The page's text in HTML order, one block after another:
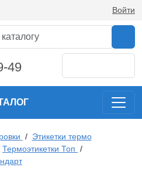
Войти
49
/ Этикетки термо
Термоэтикетки Топ /